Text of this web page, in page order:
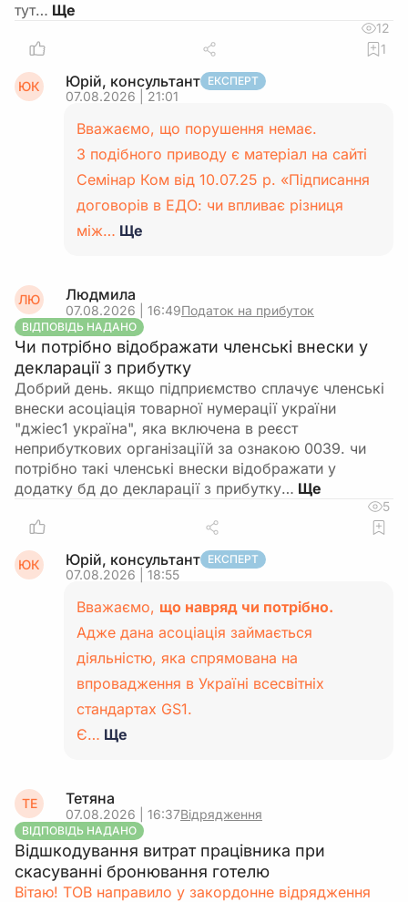
тут…
12
1
ЮК Юрій, консультант ЕКСПЕРТ
07.08.2026 | 21:01
Вважаємо, що порушення немає.
З подібного приводу є матеріал на сайті
Семінар Ком від 10.07.25 р. «Підписання
договорів в ЕДО: чи впливає різниця
між… Ще
ЛЮ Людмила
07.08.2026 | 16:49Податок на прибуток
ВІДПОВІДЬ НАДАНО
Чи потрібно відображати членські внески у
декларації з прибутку
Добрий день. якщо підприємство сплачує членські
внески асоціація товарної нумерації україни
"джіес1 україна", яка включена в реєст
неприбуткових організаціїй за ознакою 0039. чи
потрібно такі членські внески відображати у
додатку бд до декларації з прибутку…
5
ЮК Юрій, консультант ЕКСПЕРТ
07.08.2026 | 18:55
Вважаємо, що навряд чи потрібно.
Адже дана асоціація займається
діяльністю, яка спрямована на
впровадження в Україні всесвітніх
стандартах GS1.
Є… Ще
ТЕ Тетяна
07.08.2026 | 16:37Відрядження
ВІДПОВІДЬ НАДАНО
Відшкодування витрат працівника при
скасуванні бронювання готелю
Вітаю! ТОВ направило у закордонне відрядження